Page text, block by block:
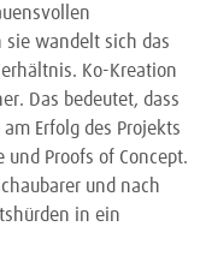
sie wandelt sich das
Ko-Kreation
Das bedeutet, dass
Erfolg des Projekts
Proofs of Concept.
und nach
in ein